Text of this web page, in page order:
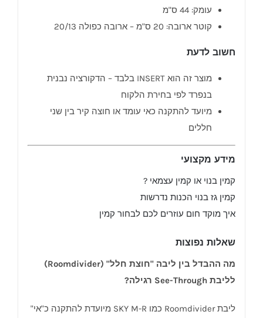
עומק: 44 ס"מ
קוטר ארובה: 20 ס"מ – ארובה כפולה 20/13
חשוב לדעת
מוצר זה הוא INSERT בלבד – הדקורציה נבנית
בנפרד לפי בחירת הלקוח
מיועד להתקנה כאי עומד או חוצה קיר בין שני
חללים
מידע מקצועי
קמין בנוי או קמין עצמאי ?
קמין גז בנוי הכנות נדרשות
איך מוקד חום עוזרים לכם לבחור קמין
שאלות נפוצות
מה ההבדל בין ליבה "חוצת חלל" (Roomdivider)
לליבת See-Through רגילה?
ליבת Roomdivider כמו SKY M-R מיועדת להתקנה כ"אי"